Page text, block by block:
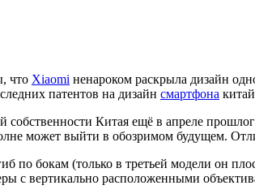
что Xiaomi ненароком раскрыла дизайн
патентов на дизайн смартфона
Китая ещё в апреле
может выйти в обозримом будущем.
по бокам (только в третьей модели он
с вертикально расположенными